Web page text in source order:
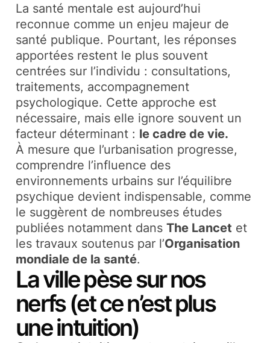
La santé mentale est aujourd’hui
reconnue comme un enjeu majeur de
santé publique. Pourtant, les réponses
apportées restent le plus souvent
centrées sur l’individu : consultations,
traitements, accompagnement
psychologique. Cette approche est
nécessaire, mais elle ignore souvent un
facteur déterminant : le cadre de vie.
À mesure que l’urbanisation progresse,
comprendre l’influence des
environnements urbains sur l’équilibre
psychique devient indispensable, comme
le suggèrent de nombreuses études
publiées notamment dansThe Lancet et
les travaux soutenus par l’Organisation
mondiale de la santé.
La ville pèse sur nos
nerfs (et ce n’est plus
une intuition)